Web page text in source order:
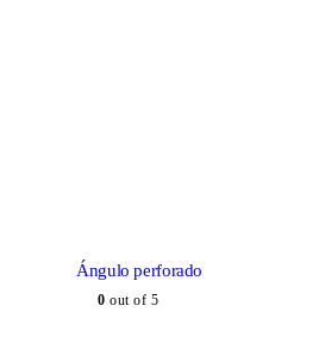
Ángulo perforado
0 out of 5